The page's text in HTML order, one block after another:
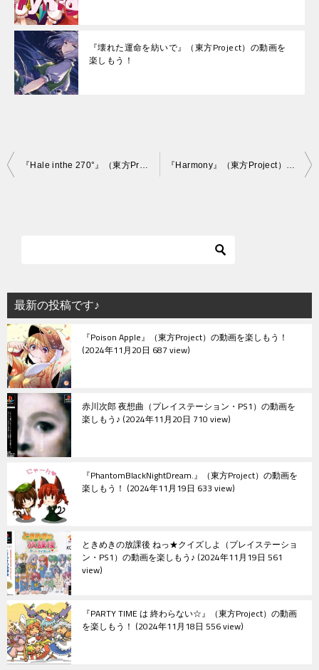
『壊れた運命を紡いで』（東方Project）の動画を
楽しもう！
投
シ
ョ
ン
『Hale inthe 270°』（東方Project）の動画を楽しもう！ 『Harmony』（東方Project）の動画を楽しもう！
最新の投稿です♪
『Poison Apple』（東方Project）の動画を楽しもう！
2024年11月20日 687 view
赤川次郎 夜想曲（プレイステーション・PS1）の動画を
楽しもう♪ 2024年11月20日 710 view
『PhantomBlackNightDream.』（東方Project）の動画を
楽しもう！ 2024年11月19日 633 view
ときめきの放課後 ねっ★クイズしよ（プレイステーショ
ン・PS1）の動画を楽しもう♪ 2024年11月19日 561
view
『PARTY TIME は 終わらない☆』（東方Project）の動画
を楽しもう！ 2024年11月18日 556 view